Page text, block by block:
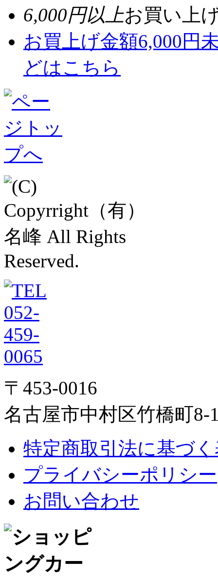
6,000円以上お買い上
お買上げ金額6,000円
どはこちら
〒453-0016
名古屋市中村区竹橋町8-
特定商取引法に基づ
プライバシーポリシー
お問い合わせ